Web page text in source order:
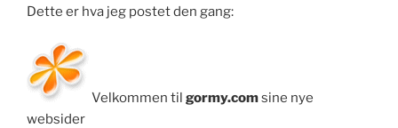
b
o
o
k
dI st
Dette er hva jeg postet den gang:
Velkommen til gormy.comsine nye
websider